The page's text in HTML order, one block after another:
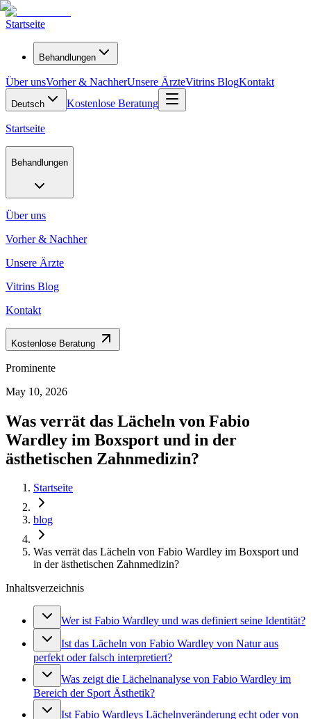
Startseite
Behandlungen
Über unsVorher & NachherUnsere ÄrzteVitrins BlogKontakt
Deutsch Kostenlose Beratung
Startseite
Behandlungen
Über uns
Vorher & Nachher
Unsere Ärzte
Vitrins Blog
Kontakt
Kostenlose Beratung
Prominente
May 10, 2026
Was verrät das Lächeln von Fabio
Wardley im Boxsport und in der
ästhetischen Zahnmedizin?
Startseite
blog
Was verrät das Lächeln von Fabio Wardley im Boxsport und
in der ästhetischen Zahnmedizin?
Inhaltsverzeichnis
Wer ist Fabio Wardley und was definiert seine Identität?
Ist das Lächeln von Fabio Wardley von Natur aus
perfekt oder falsch interpretiert?
Was zeigt die Lächelnanalyse von Fabio Wardley im
Bereich der Sport Ästhetik?
Ist Fabio Wardleys Lächelnveränderung echt oder von